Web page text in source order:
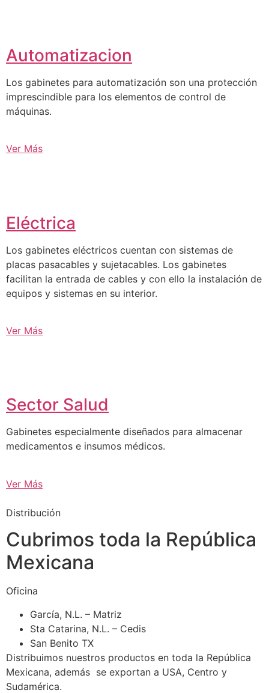
Automatizacion
Los gabinetes para automatización son una protección
imprescindible para los elementos de control de
máquinas.
Ver Más
Eléctrica
Los gabinetes eléctricos cuentan con sistemas de
placas pasacables y sujetacables. Los gabinetes
facilitan la entrada de cables y con ello la instalación de
equipos y sistemas en su interior.
Ver Más
Sector Salud
Gabinetes especialmente diseñados para almacenar
medicamentos e insumos médicos.
Ver Más
Distribución
Cubrimos toda la República
Mexicana
Oficina
García, N.L. – Matriz
Sta Catarina, N.L. – Cedis
San Benito TX
Distribuimos nuestros productos en toda la República
Mexicana, además se exportan a USA, Centro y
Sudamérica.